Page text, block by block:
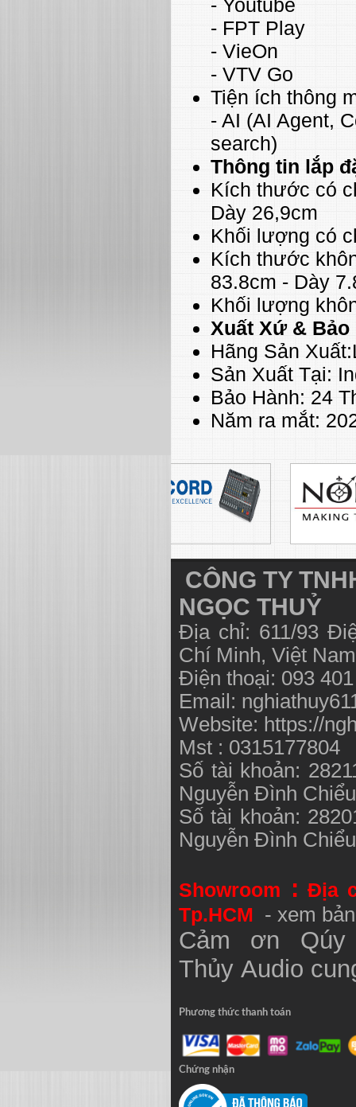
- Youtube
- FPT Play
- VieOn
- VTV Go
Tiện ích thông
- AI (AI Agent,
search)
Thông tin lắp
Kích thước có
Dày 26,9cm
Khối lượng có
Kích thước
83.8cm - Dày
Khối lượng
Xuất Xứ & Bảo
Hãng Sản
Sản Xuất Tại:
Bảo Hành: 24
Năm ra mắt:
CÔNG TY
NGỌC THUỶ
Địa chỉ: 611/93
Chí Minh, Việt
Điện thoại: 093
Email:
Website: https://
Mst : 0315177804
Số tài khoản:
Nguyễn Đình
Số tài khoản:
Nguyễn Đình
Showroom : Địa
Tp.HCM - xem
Cảm ơn
Thủy Audio
Phương thức thanh toán
Chứng nhận